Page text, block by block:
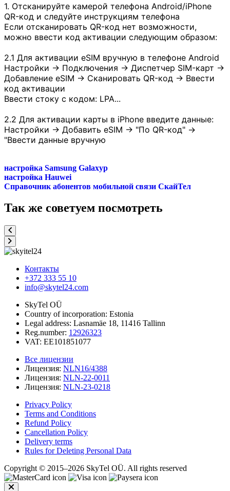
1. Отсканируйте камерой телефона Android/iPhone
QR-код и следуйте инструкциям телефона
Если отсканировать QR-код нет возможности,
можно ввести код активации следующим образом:
2.1 Для активации eSIM вручную в телефоне Android
Настройки -> Подключения -> Диспетчер SIM-карт ->
Добавление eSIM -> Сканировать QR-код -> Ввести
код активации
Ввести стоку с кодом: LPA...
2.2 Для активации карты в iPhone введите данные:
Настройки -> Добавить eSIM -> "По QR-код" ->
"Ввести данные вручную
настройка Samsung Galaxyp
настройка Hauwei
Справочник абонентов мобильной связи СкайТел
Так же советуем посмотреть
Контакты
+372 333 55 10
info@skytel24.com
SkyTel OÜ
Country of incorporation: Estonia
Legal address: Lasnamäe 18, 11416 Tallinn
Reg.number: 12926323
VAT: EE101851077
Все лицензии
Лицензия: NLN16/4388
Лицензия: NLN-22-0011
Лицензия: NLN-23-0218
Privacy Policy
Terms and Conditions
Refund Policy
Cancellation Policy
Delivery terms
Rules for Deleting Personal Data
Copyright © 2015–2026 SkyTel OÜ. All rights reserved